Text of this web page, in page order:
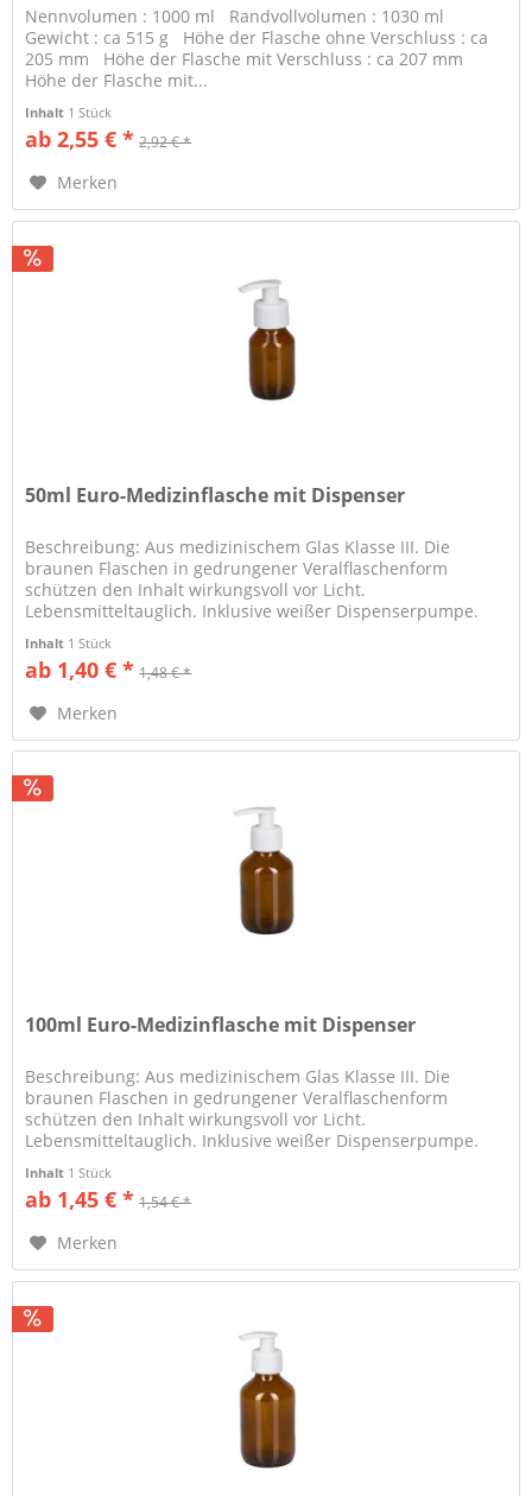
Nennvolumen : 1000 ml Randvollvolumen : 1030 ml
Gewicht : ca 515 g Höhe der Flasche ohne Verschluss : ca
205 mm Höhe der Flasche mit Verschluss : ca 207 mm
Höhe der Flasche mit...
Inhalt 1 Stück
ab 2,55 € * 2,92 € *
Merken
50ml Euro-Medizinflasche mit Dispenser
Beschreibung: Aus medizinischem Glas Klasse III. Die
braunen Flaschen in gedrungener Veralflaschenform
schützen den Inhalt wirkungsvoll vor Licht.
Lebensmitteltauglich. Inklusive weißer Dispenserpumpe.
Inhalt 1 Stück
ab 1,40 € * 1,48 € *
Merken
100ml Euro-Medizinflasche mit Dispenser
Beschreibung: Aus medizinischem Glas Klasse III. Die
braunen Flaschen in gedrungener Veralflaschenform
schützen den Inhalt wirkungsvoll vor Licht.
Lebensmitteltauglich. Inklusive weißer Dispenserpumpe.
Inhalt 1 Stück
ab 1,45 € * 1,54 € *
Merken